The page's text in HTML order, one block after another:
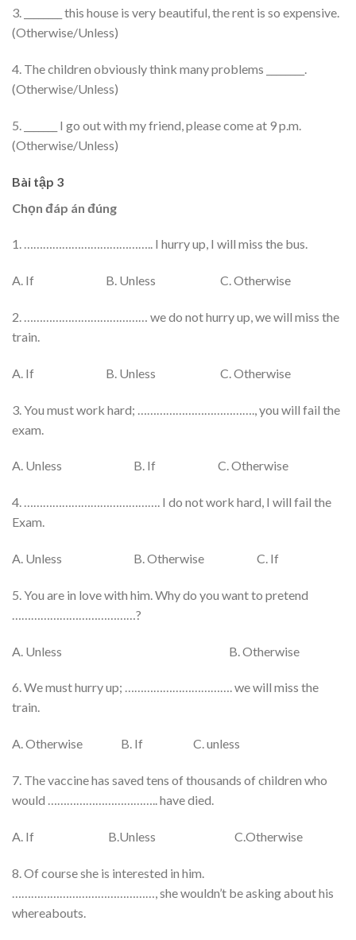
3. ________ this house is very beautiful, the rent is so expensive.
(Otherwise/Unless)
4. The children obviously think many problems ________.
(Otherwise/Unless)
5. _______ I go out with my friend, please come at 9 p.m.
(Otherwise/Unless)
Bài tập 3
Chọn đáp án đúng
1. ………………………………….. I hurry up, I will miss the bus.
A. If B. Unless C. Otherwise
2. ………………………………… we do not hurry up, we will miss the
train.
A. If B. Unless C. Otherwise
3. You must work hard; ………………………………., you will fail the
exam.
A. Unless B. If C. Otherwise
4. ……………………………………. I do not work hard, I will fail the
Exam.
A. Unless B. Otherwise C. If
5. You are in love with him. Why do you want to pretend
…………………………………?
A. Unless B. Otherwise
6. We must hurry up; ……………………………. we will miss the
train.
A. Otherwise B. If C. unless
7. The vaccine has saved tens of thousands of children who
would …………………………….. have died.
A. If B.Unless C.Otherwise
8. Of course she is interested in him.
………………………………………, she wouldn’t be asking about his
whereabouts.